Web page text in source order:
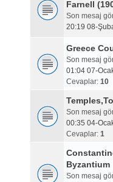
Farnell
Son mesaj
20:19 08-
Greece
Son mesaj
01:04 07-
Cevaplar: 10
Son mesaj
00:35 04-
Cevaplar: 1
Byzantium
Son mesaj